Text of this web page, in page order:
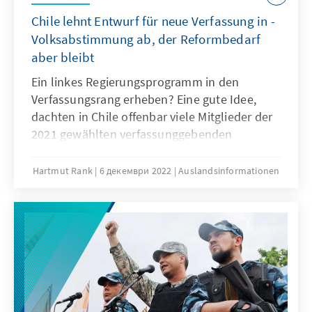
Chile lehnt Entwurf für neue Verfassung in ­
Volks­abstimmung ab, der Reformbedarf
aber bleibt
Ein linkes Regierungsprogramm in den
Verfassungsrang erheben? Eine gute Idee,
dachten in Chile offenbar viele Mitglieder der
2021 gewählten verfassunggebenden
Volks­ab­stimmung mit großer Mehrheit
Gründe gäbe, die derzeitige Verfassung zu
reformieren, sondern weil der nun abgelehnte
Text nicht besser war als der alte und die
Chileninnen und Chilenen dies erkannt
haben.
Hartmut Rank 6 декември 2022 Auslandsinformationen